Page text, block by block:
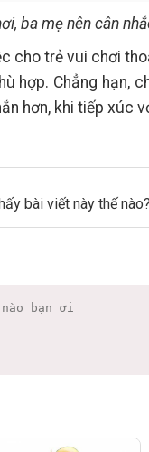
ba mẹ nên cân
cho trẻ vui chơi
hợp. Chẳng hạn,
hơn, khi tiếp xúc
bài viết này thế nào?